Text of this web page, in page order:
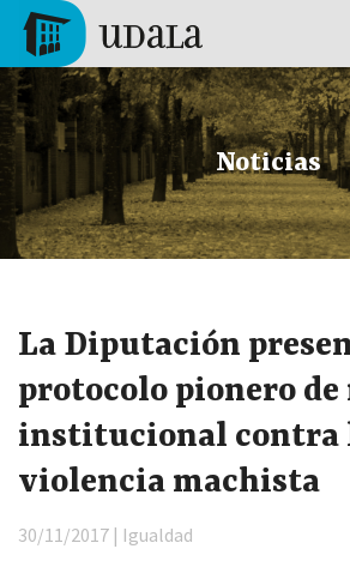
Pasar al contenido principal
Tolosa
Noticias
La Diputación
protocolo pionero de
institucional contra
violencia machista
30/11/2017 | Igualdad